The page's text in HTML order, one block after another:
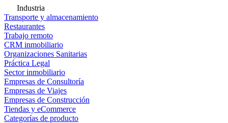
Industria
Transporte y almacenamiento
Restaurantes
Trabajo remoto
CRM inmobiliario
Organizaciones Sanitarias
Práctica Legal
Sector inmobiliario
Empresas de Consultoría
Empresas de Viajes
Empresas de Construcción
Tiendas y eCommerce
Categorías de producto